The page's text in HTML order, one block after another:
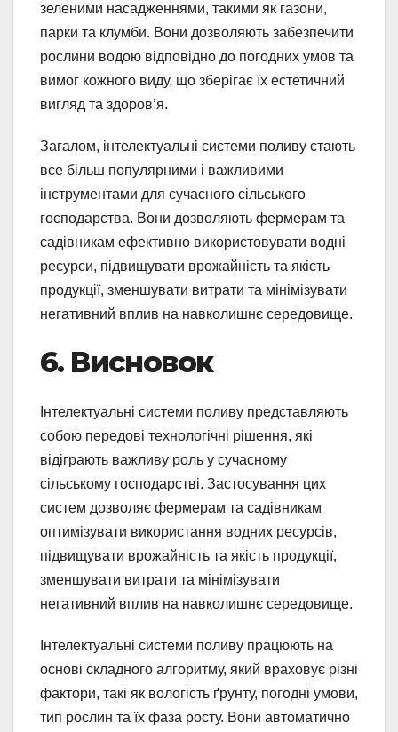
зеленими насадженнями, такими як газони,
парки та клумби. Вони дозволяють забезпечити
рослини водою відповідно до погодних умов та
вимог кожного виду, що зберігає їх естетичний
вигляд та здоров’я.
Загалом, інтелектуальні системи поливу стають
все більш популярними і важливими
інструментами для сучасного сільського
господарства. Вони дозволяють фермерам та
садівникам ефективно використовувати водні
ресурси, підвищувати врожайність та якість
продукції, зменшувати витрати та мінімізувати
негативний вплив на навколишнє середовище.
6. Висновок
Інтелектуальні системи поливу представляють
собою передові технологічні рішення, які
відіграють важливу роль у сучасному
сільському господарстві. Застосування цих
систем дозволяє фермерам та садівникам
оптимізувати використання водних ресурсів,
підвищувати врожайність та якість продукції,
зменшувати витрати та мінімізувати
негативний вплив на навколишнє середовище.
Інтелектуальні системи поливу працюють на
основі складного алгоритму, який враховує різні
фактори, такі як вологість ґрунту, погодні умови,
тип рослин та їх фаза росту. Вони автоматично